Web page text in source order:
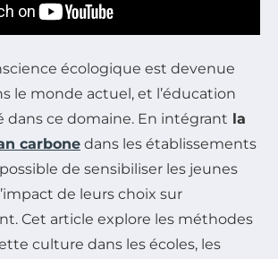
écologique est devenue
le monde actuel, et l’éducation
dans ce domaine. En intégrant la
carbone dans les établissements
de sensibiliser les jeunes
de leurs choix sur
Cet article explore les méthodes
culture dans les écoles, les